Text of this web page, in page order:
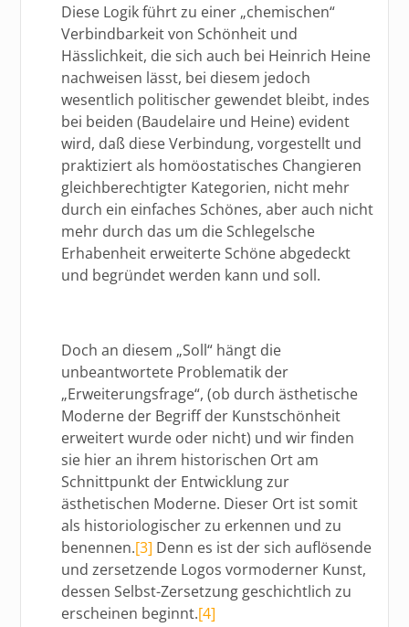
Diese Logik führt zu einer „chemischen“
Verbindbarkeit von Schönheit und
Hässlichkeit, die sich auch bei Heinrich Heine
nachweisen lässt, bei diesem jedoch
wesentlich politischer gewendet bleibt, indes
bei beiden (Baudelaire und Heine) evident
wird, daß diese Verbindung, vorgestellt und
praktiziert als homöostatisches Changieren
gleichberechtigter Kategorien, nicht mehr
durch ein einfaches Schönes, aber auch nicht
mehr durch das um die Schlegelsche
Erhabenheit erweiterte Schöne abgedeckt
und begründet werden kann und soll.
Doch an diesem „Soll“ hängt die
unbeantwortete Problematik der
„Erweiterungsfrage“, (ob durch ästhetische
Moderne der Begriff der Kunstschönheit
erweitert wurde oder nicht) und wir finden
sie hier an ihrem historischen Ort am
Schnittpunkt der Entwicklung zur
ästhetischen Moderne. Dieser Ort ist somit
als historiologischer zu erkennen und zu
benennen.[3] Denn es ist der sich auflösende
und zersetzende Logos vormoderner Kunst,
dessen Selbst-Zersetzung geschichtlich zu
erscheinen beginnt.[4]